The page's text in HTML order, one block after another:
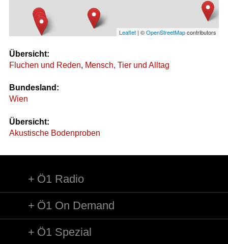
Leaflet | ©OpenStreetMapcontributors
Übersicht:
Fluchen und Reden, Mensch, Tier und Alltag
Bundesland:
Wien
Übersicht:
Akustische Bodenproben
Ö1 Radio
Ö1 On Demand
Ö1 Spezial